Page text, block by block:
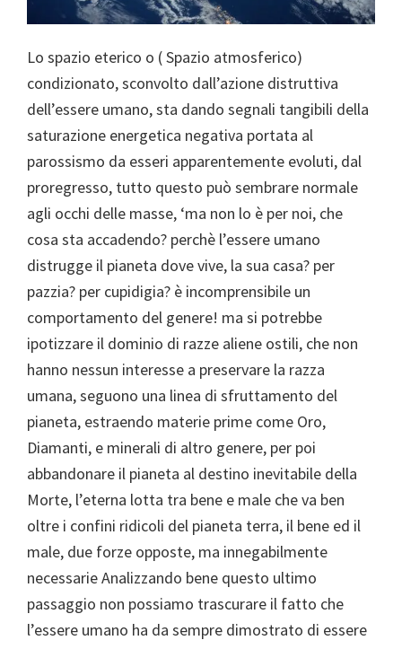
Lo spazio eterico o ( Spazio atmosferico)
condizionato, sconvolto dall’azione distruttiva
dell’essere umano, sta dando segnali tangibili della
saturazione energetica negativa portata al
parossismo da esseri apparentemente evoluti, dal
proregresso, tutto questo può sembrare normale
agli occhi delle masse, ‘ma non lo è per noi, che
cosa sta accadendo? perchè l’essere umano
distrugge il pianeta dove vive, la sua casa? per
pazzia? per cupidigia? è incomprensibile un
comportamento del genere! ma si potrebbe
ipotizzare il dominio di razze aliene ostili, che non
hanno nessun interesse a preservare la razza
umana, seguono una linea di sfruttamento del
pianeta, estraendo materie prime come Oro,
Diamanti, e minerali di altro genere, per poi
abbandonare il pianeta al destino inevitabile della
Morte, l’eterna lotta tra bene e male che va ben
oltre i confini ridicoli del pianeta terra, il bene ed il
male, due forze opposte, ma innegabilmente
necessarie Analizzando bene questo ultimo
passaggio non possiamo trascurare il fatto che
l’essere umano ha da sempre dimostrato di essere